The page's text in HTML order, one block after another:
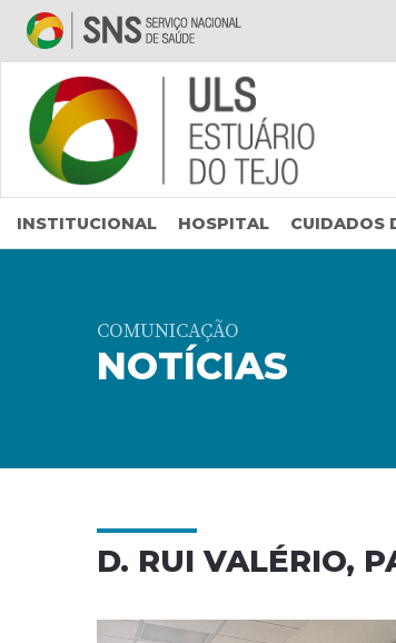
Saltar para conteúdo principal
INSTITUCIONAL HOSPITAL CUIDADOS
COMUNICAÇÃO
NOTÍCIAS
D. RUI VALÉRIO,